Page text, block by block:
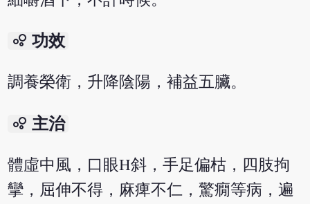
bubble_chart 功效
調養榮衛，升降陰陽，補益五臟。
bubble_chart 主治
體虛中風，口眼Н斜，手足偏枯，四肢拘
攣，屈伸不得，麻痺不仁，驚癇等病，遍